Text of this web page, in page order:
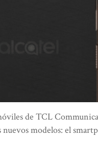
de TCL
modelos: el